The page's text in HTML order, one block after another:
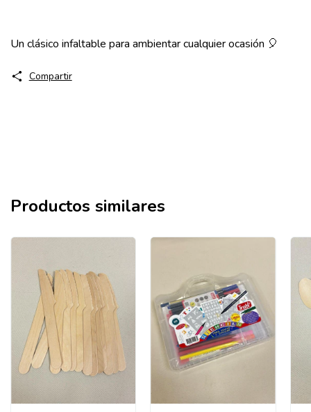
Un clásico infaltable para ambientar cualquier ocasión 🎈
Compartir
Productos similares